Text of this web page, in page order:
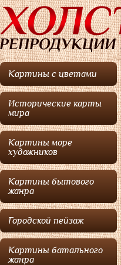
Картины с цветами
Исторические карты
мира
Картины море
художников
Картины бытового
жанра
Городской пейзаж
Картины батального
жанра